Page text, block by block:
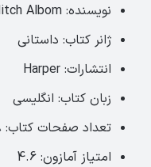
نویسنده: Mitch Albom
ژانر کتاب: داستانی
انتشارات: Harper
زبان کتاب: انگلیسی‏
تعداد صفحات کتاب: 288 صفحه ‏
امتیاز آمازون: 4.6 ‏